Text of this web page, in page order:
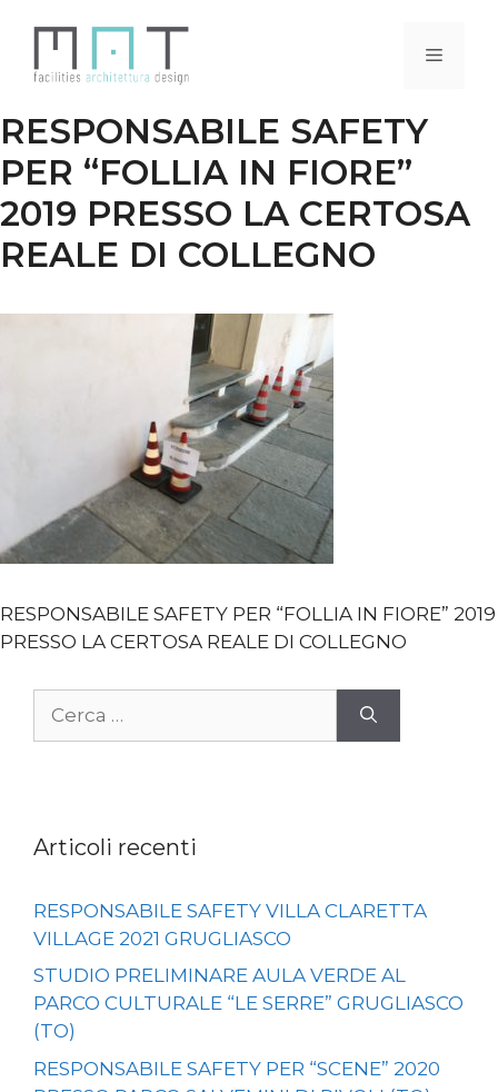
contenuto
Menu
RESPONSABILE SAFETY
PER “FOLLIA IN FIORE”
2019 PRESSO LA CERTOSA
REALE DI COLLEGNO
RESPONSABILE SAFETY PER “FOLLIA IN FIORE” 2019
PRESSO LA CERTOSA REALE DI COLLEGNO
per:
Articoli recenti
RESPONSABILE SAFETY VILLA CLARETTA
VILLAGE 2021 GRUGLIASCO
STUDIO PRELIMINARE AULA VERDE AL
PARCO CULTURALE “LE SERRE” GRUGLIASCO
(TO)
RESPONSABILE SAFETY PER “SCENE” 2020